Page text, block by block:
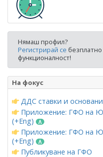
Нямаш профил?
Регистрирай се
функционалност!
На фокус
ДДС ставки и
Приложение: ГФО на
(+Eng)
Приложение: ГФО на
(+Eng)
Публикуване на ГФО